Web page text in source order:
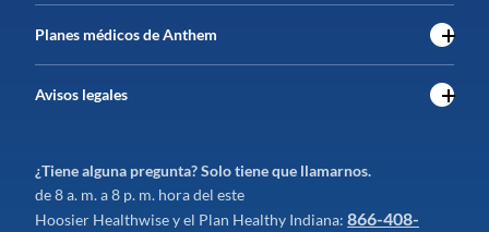
Planes médicos de Anthem
Avisos legales
¿Tiene alguna pregunta? Solo tiene que llamarnos.
de 8 a. m. a 8 p. m. hora del este
Hoosier Healthwise y el Plan Healthy Indiana: 866-408-